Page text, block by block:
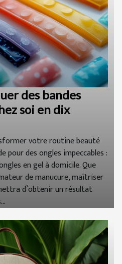
des bandes
soi en dix
votre routine beauté
pour des ongles impeccables :
en gel à domicile. Que
de manucure, maîtriser
d’obtenir un résultat